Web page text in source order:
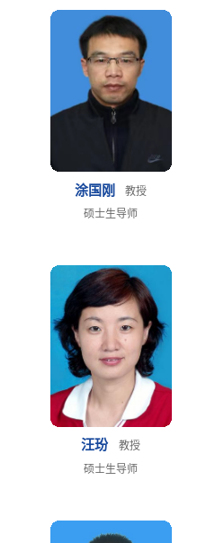
涂国刚
教授
硕士生导师
汪玢
教授
硕士生导师